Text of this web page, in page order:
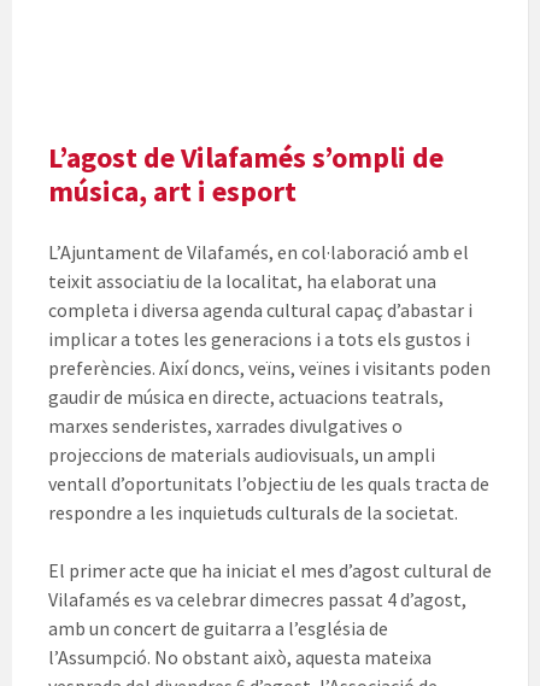
L’agost de Vilafamés s’ompli de
música, art i esport
L’Ajuntament de Vilafamés, en col·laboració amb el
teixit associatiu de la localitat, ha elaborat una
completa i diversa agenda cultural capaç d’abastar i
implicar a totes les generacions i a tots els gustos i
preferències. Així doncs, veïns, veïnes i visitants poden
gaudir de música en directe, actuacions teatrals,
marxes senderistes, xarrades divulgatives o
projeccions de materials audiovisuals, un ampli
ventall d’oportunitats l’objectiu de les quals tracta de
respondre a les inquietuds culturals de la societat.
El primer acte que ha iniciat el mes d’agost cultural de
Vilafamés es va celebrar dimecres passat 4 d’agost,
amb un concert de guitarra a l’església de
l’Assumpció. No obstant això, aquesta mateixa